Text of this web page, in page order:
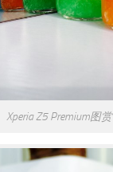
Xperia Z5 Premium图赏